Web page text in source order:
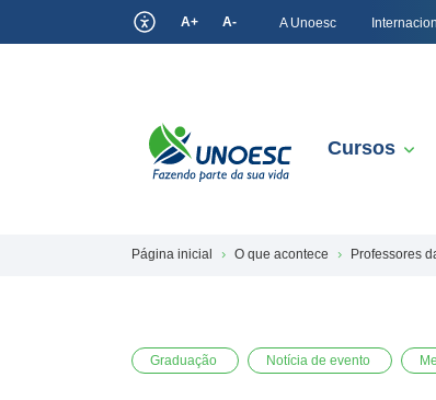
A+ A- A Unoesc
Cursos
Página inicial O que acontece Professores
Graduação Notícia de evento